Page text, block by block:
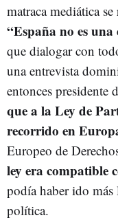
matraca mediática
“España no es
que dialogar con
una entrevista
entonces presidente
que a la Ley de
recorrido en
Europeo de
ley era compatible
podía haber ido
política.